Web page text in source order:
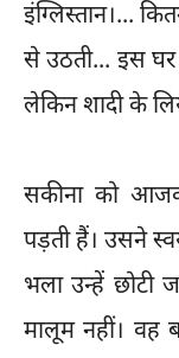
इंग्लिस्तान।...
से उठती... इस घर
लेकिन शादी के
सकीना को
पड़ती हैं। उसने
भला उन्हें छोटी
मालूम नहीं। वह